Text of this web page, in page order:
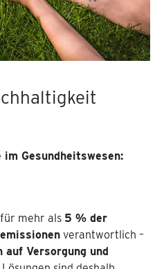
Gesundheitswesen:
mehr als 5 % der
verantwortlich –
Versorgung und